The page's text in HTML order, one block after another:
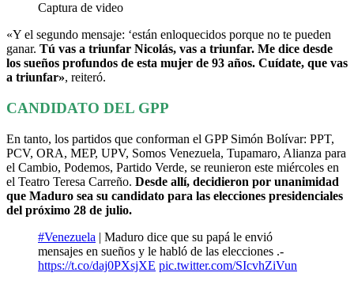
Captura de video
«Y el segundo mensaje: ‘están enloquecidos porque no te pueden
ganar. Tú vas a triunfar Nicolás, vas a triunfar. Me dice desde
los sueños profundos de esta mujer de 93 años. Cuídate, que vas
a triunfar», reiteró.
CANDIDATO DEL GPP
En tanto, los partidos que conforman el GPP Simón Bolívar: PPT,
PCV, ORA, MEP, UPV, Somos Venezuela, Tupamaro, Alianza para
el Cambio, Podemos, Partido Verde, se reunieron este miércoles en
el Teatro Teresa Carreño. Desde allí, decidieron por unanimidad
que Maduro sea su candidato para las elecciones presidenciales
del próximo 28 de julio.
#Venezuela | Maduro dice que su papá le envió
mensajes en sueños y le habló de las elecciones .-
https://t.co/daj0PXsjXE pic.twitter.com/SIcvhZiVun